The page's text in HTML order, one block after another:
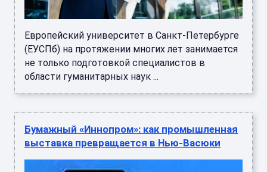
Европейский университет в Санкт-Петербурге
(ЕУСПб) на протяжении многих лет занимается
не только подготовкой специалистов в
области гуманитарных наук ...
Бумажный «Иннопром»: как промышленная
выставка превращается в Нью-Васюки